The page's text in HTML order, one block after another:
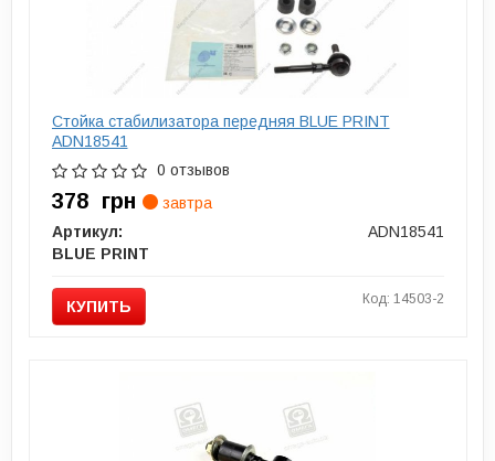
Стойка стабилизатора передняя BLUE PRINT
ADN18541
0 отзывов
378 грн
завтра
Артикул:
ADN18541
BLUE PRINT
КУПИТЬ Код: 14503-2